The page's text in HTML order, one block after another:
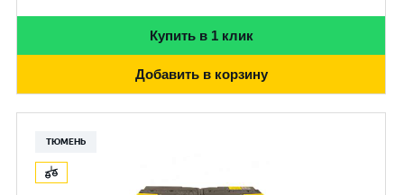
Купить в 1 клик
Добавить в корзину
ТЮМЕНЬ